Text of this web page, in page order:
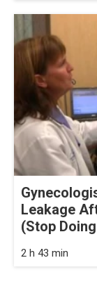
Leakage
(Stop
2 h 43 min